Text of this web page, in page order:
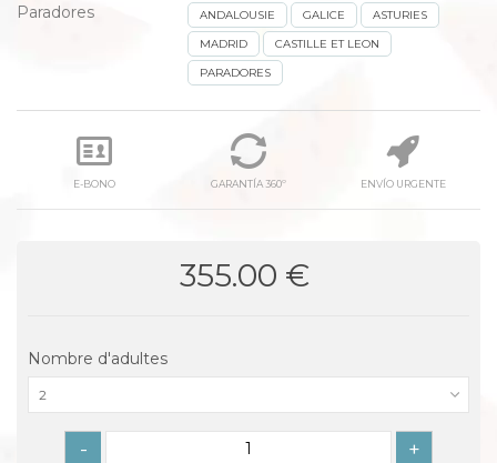
Paradores ANDALOUSIE GALICE
ASTURIES
MADRID
CASTILLE ET LEON
PARADORES
E-BONO GARANTÍA 360º ENVÍO URGENTE
355.00 €
Nombre d'adultes
2
- +